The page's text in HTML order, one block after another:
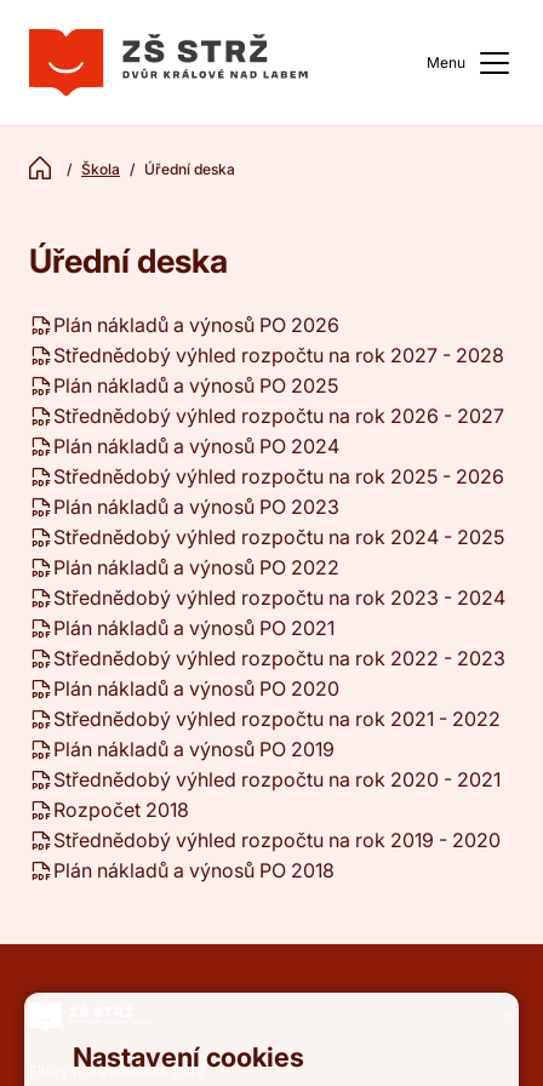
Menu
Škola Úřední deska
Úřední deska
Plán nákladů a výnosů PO 2026
Střednědobý výhled rozpočtu na rok 2027 - 2028
Plán nákladů a výnosů PO 2025
Střednědobý výhled rozpočtu na rok 2026 - 2027
Plán nákladů a výnosů PO 2024
Střednědobý výhled rozpočtu na rok 2025 - 2026
Plán nákladů a výnosů PO 2023
Střednědobý výhled rozpočtu na rok 2024 - 2025
Plán nákladů a výnosů PO 2022
Střednědobý výhled rozpočtu na rok 2023 - 2024
Plán nákladů a výnosů PO 2021
Střednědobý výhled rozpočtu na rok 2022 - 2023
Plán nákladů a výnosů PO 2020
Střednědobý výhled rozpočtu na rok 2021 - 2022
Plán nákladů a výnosů PO 2019
Střednědobý výhled rozpočtu na rok 2020 - 2021
Rozpočet 2018
Střednědobý výhled rozpočtu na rok 2019 - 2020
Plán nákladů a výnosů PO 2018
Elišky Krásnohorské 2919
Nastavení cookies